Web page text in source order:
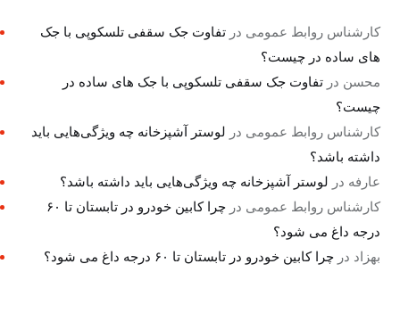
کارشناس روابط عمومی درتفاوت جک سقفی تلسکوپی با جک
های ساده در چیست؟
محسن درتفاوت جک سقفی تلسکوپی با جک های ساده در
چیست؟
کارشناس روابط عمومی در لوستر آشپزخانه چه ویژگی‌هایی باید
داشته باشد؟
عارفه در لوستر آشپزخانه چه ویژگی‌هایی باید داشته باشد؟
کارشناس روابط عمومی در
چرا کابین خودرو در تابستان تا ۶۰
درجه داغ می شود؟
بهزاد درچرا کابین خودرو در تابستان تا ۶۰ درجه داغ می شود؟